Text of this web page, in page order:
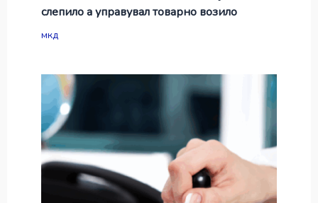
слепило а управувал товарно возило
мкд